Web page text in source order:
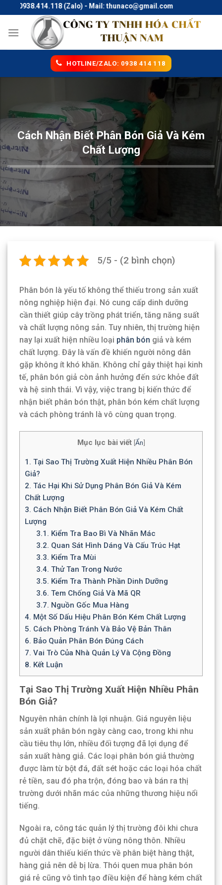
to
content
(Zalo) - Mail: thunaco@gmail.com
HOTLINE/ZALO: 0938 414 118
Cách Nhận Biết Phân Bón Giả Và Kém
Chất Lượng
5/5 - (2 bình chọn)
Phân bón là yếu tố không thể thiếu trong sản xuất
nông nghiệp hiện đại. Nó cung cấp dinh dưỡng
cần thiết giúp cây trồng phát triển, tăng năng suất
và chất lượng nông sản. Tuy nhiên, thị trường hiện
nay lại xuất hiện nhiều loại phân bón giả và kém
chất lượng. Đây là vấn đề khiến người nông dân
gặp không ít khó khăn. Không chỉ gây thiệt hại kinh
tế, phân bón giả còn ảnh hưởng đến sức khỏe đất
và hệ sinh thái. Vì vậy, việc trang bị kiến thức để
nhận biết phân bón thật, phân bón kém chất lượng
và cách phòng tránh là vô cùng quan trọng.
Mục lục bài viết [Ẩn]
1. Tại Sao Thị Trường Xuất Hiện Nhiều Phân Bón
Giả?
2. Tác Hại Khi Sử Dụng Phân Bón Giả Và Kém
Chất Lượng
3. Cách Nhận Biết Phân Bón Giả Và Kém Chất
Lượng
3.1. Kiểm Tra Bao Bì Và Nhãn Mác
3.2. Quan Sát Hình Dáng Và Cấu Trúc Hạt
3.3. Kiểm Tra Mùi
3.4. Thử Tan Trong Nước
3.5. Kiểm Tra Thành Phần Dinh Dưỡng
3.6. Tem Chống Giả Và Mã QR
3.7. Nguồn Gốc Mua Hàng
4. Một Số Dấu Hiệu Phân Bón Kém Chất Lượng
5. Cách Phòng Tránh Và Bảo Vệ Bản Thân
6. Bảo Quản Phân Bón Đúng Cách
7. Vai Trò Của Nhà Quản Lý Và Cộng Đồng
8. Kết Luận
Tại Sao Thị Trường Xuất Hiện Nhiều Phân
Bón Giả?
Nguyên nhân chính là lợi nhuận. Giá nguyên liệu
sản xuất phân bón ngày càng cao, trong khi nhu
cầu tiêu thụ lớn, nhiều đối tượng đã lợi dụng để
sản xuất hàng giả. Các loại phân bón giả thường
được làm từ bột đá, đất sét hoặc các loại hóa chất
rẻ tiền, sau đó pha trộn, đóng bao và bán ra thị
trường dưới nhãn mác của những thương hiệu nổi
tiếng.
Ngoài ra, công tác quản lý thị trường đôi khi chưa
đủ chặt chẽ, đặc biệt ở vùng nông thôn. Nhiều
người dân thiếu kiến thức về phân biệt hàng thật,
hàng giả nên dễ bị lừa. Thói quen mua phân bón
giá rẻ cũng vô tình tạo điều kiện để hàng kém chất